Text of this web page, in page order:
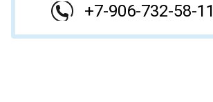
+7-906-732-58-11